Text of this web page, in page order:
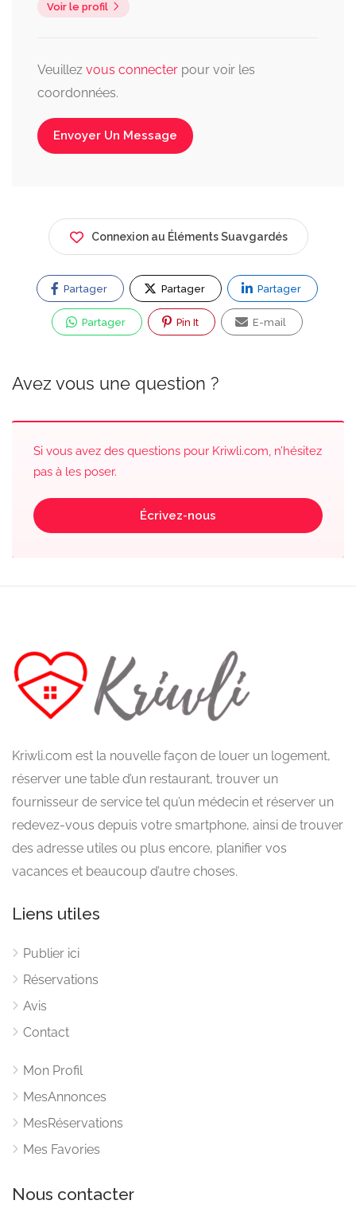
Voir le profil
Veuillez vous connecter pour voir les
coordonnées.
Envoyer Un Message
Connexion au Éléments Suavgardés
Partager Partager Partager
Partager Pin It E-mail
Avez vous une question ?
Si vous avez des questions pour Kriwli.com, n’hésitez
pas à les poser.
Écrivez-nous
Kriwli.com est la nouvelle façon de louer un logement,
réserver une table d’un restaurant, trouver un
fournisseur de service tel qu’un médecin et réserver un
redevez-vous depuis votre smartphone, ainsi de trouver
des adresse utiles ou plus encore, planifier vos
vacances et beaucoup d’autre choses.
Liens utiles
Publier ici
Réservations
Avis
Contact
Mon Profil
MesAnnonces
MesRéservations
Mes Favories
Nous contacter